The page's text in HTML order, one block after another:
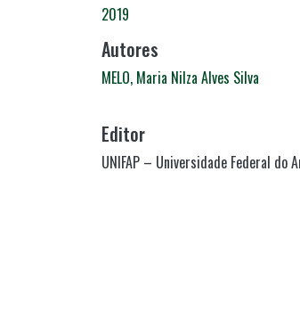
2019
Autores
MELO, Maria Nilza Alves Silva
Editor
UNIFAP – Universidade Federal do